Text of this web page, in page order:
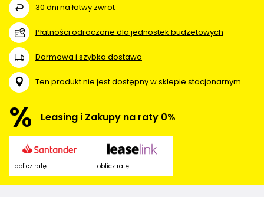
30 dni na łatwy zwrot
Płatności odroczone dla jednostek budżetowych
Darmowa i szybka dostawa
Ten produkt nie jest dostępny w sklepie stacjonarnym
% Leasing i Zakupy na raty 0%
oblicz ratę oblicz ratę